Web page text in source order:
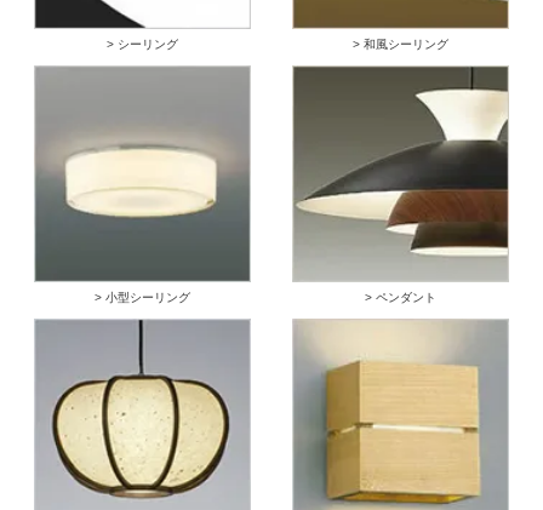
> シーリング > 和風シーリング
> 小型シーリング > ペンダント